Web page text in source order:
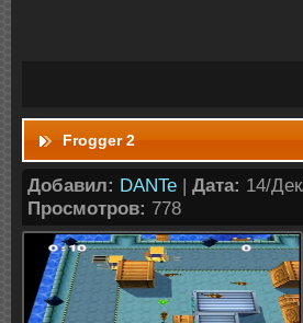
Frogger 2
Добавил: DANTe | Дата: 14/
Просмотров: 778